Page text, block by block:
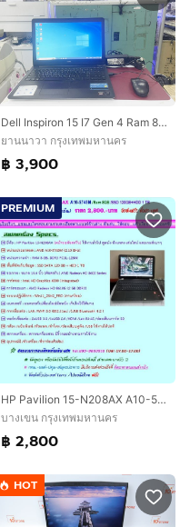
Dell Inspiron 15 I7 Gen 4 Ram 8 GB พร้อมการ์ดจอ จอใหญ่ ราคาถูกใจ
ยานนาวา กรุงเทพมหานคร
฿ 3,900
PREMIUM
HP Pavilion 15-N208AX A10-5745M Ram 8GB SSD 120GB + HDD 1TB หน้าจอใหญ่ 15.6 นิ้ว (ทัชสกรีน) ราคา 2,800.-บาท จัดส่งฟรีทั่วประเทศ
บางเขน กรุงเทพมหานคร
฿ 2,800
HOT